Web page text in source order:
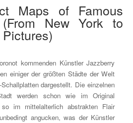
Maps of Famous
New York to
kommenden Künstler Jazzberry
einiger der größten Städte der Welt
dargestellt. Die einzelnen
werden schon wie im Original
im mittelalterlich abstrakten Flair
angucken, was der Künstler